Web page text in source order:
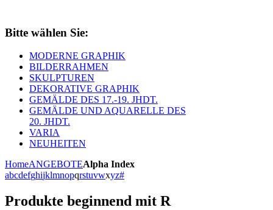
Bitte wählen Sie:
MODERNE GRAPHIK
BILDERRAHMEN
SKULPTUREN
DEKORATIVE GRAPHIK
GEMÄLDE DES 17.-19. JHDT.
GEMÄLDE UND AQUARELLE DES
20. JHDT.
VARIA
NEUHEITEN
HomeANGEBOTEAlpha Index
abcdefghijklmnopqrstuvwxyz#
Produkte beginnend mit R